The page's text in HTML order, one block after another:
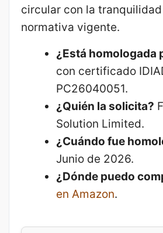
circular con la
normativa vigente.
¿Está homologada
con certificado
PC26040051.
¿Quién la solicita?
Solution Limited.
¿Cuándo fue
Junio de 2026.
¿Dónde puedo
en Amazon.